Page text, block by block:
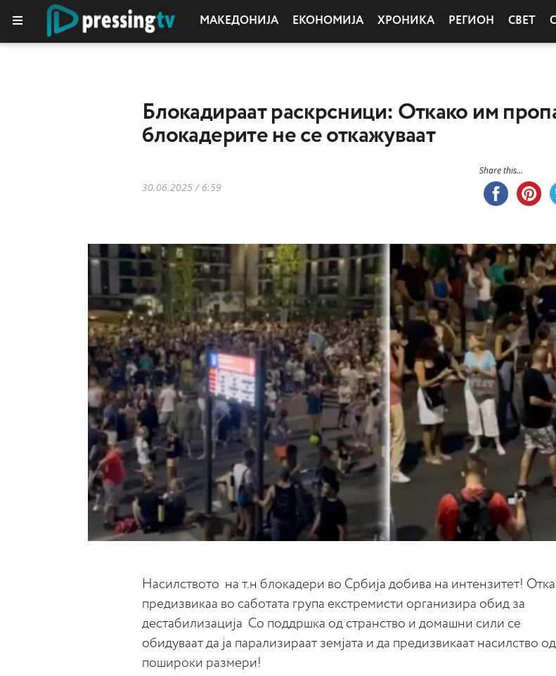
МАКЕДОНИЈА ЕКОНОМИЈА ХРОНИКА РЕГИОН СВЕТ
Блокадираат раскрсници: Откако им
блокадерите не се откажуваат
30.06.2025 / 6:59
Share this...
Насилството на т.н блокадери во Србија добива на интензитет!
предизвикаа во саботата група екстремисти организира обид за
дестабилизација Со поддршка од странство и домашни сили се
обидуваат да ја парализираат земјата и да предизвикаат насилство од
пошироки размери!